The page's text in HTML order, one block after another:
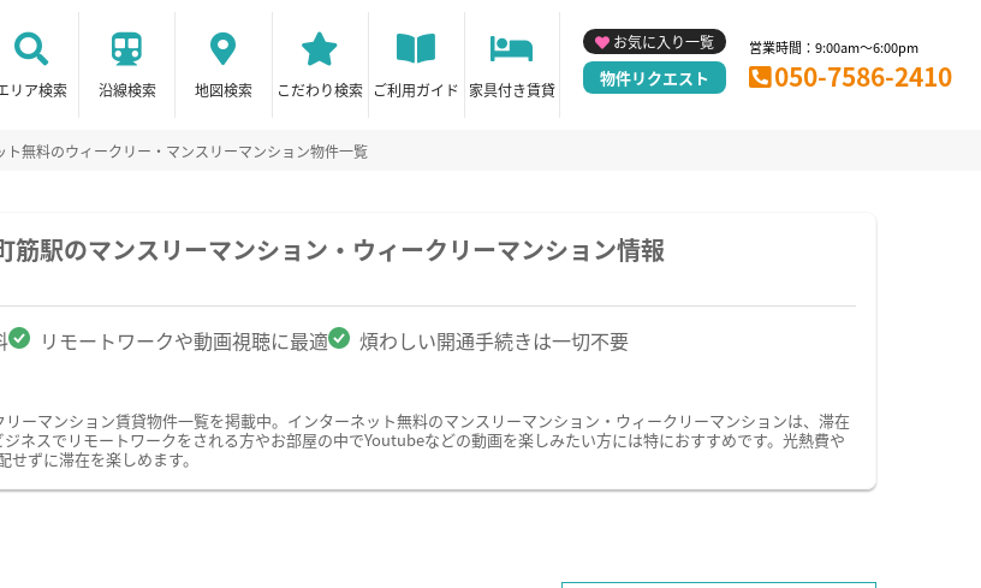
リア検索 沿線検索 地図検索 こだわり検索 ご利用ガイド 家具付き賃貸
お気に入り一覧
物件リクエスト
営業時間：9:00am～6:00pm
050-7586-2410
ト無料のウィークリー・マンスリーマンション物件一覧
筋駅のマンスリーマンション・ウィークリーマンション情報
リモートワークや動画視聴に最適 煩わしい開通手続きは一切不要
ーマンション賃貸物件一覧を掲載中。インターネット無料のマンスリーマンション・ウィークリーマンションは、滞在
ネスでリモートワークをされる方やお部屋の中でYoutubeなどの動画を楽しみたい方には特におすすめです。光熱費や
ずに滞在を楽しめます。